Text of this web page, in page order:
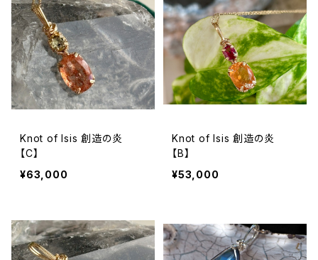
Knot of Isis 創造の炎
【C】
¥63,000
Knot of Isis 創造の炎
【B】
¥53,000